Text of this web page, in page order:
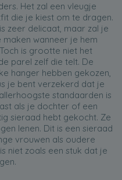
Het zal een vleugje
die je kiest om te dragen.
zeer delicaat, maar zal je
wanneer je hem
is grootte niet het
parel zelf die telt. De
hanger hebben gekozen,
je bent verzekerd dat je
standaarden is
als je dochter of een
sieraad hebt gekocht. Ze
lenen. Dit is een sieraad
vrouwen als oudere
niet zoals een stuk dat je